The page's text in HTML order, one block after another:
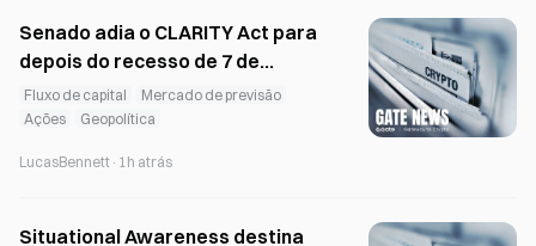
Senado adia o CLARITY Act para
depois do recesso de 7 de
agosto; as entradas nos ETFs de
XRP caem 79%
Fluxo de capital
Mercado de previsão
Ações
Geopolítica
LucasBennett · 1h atrás
Situational Awareness destina